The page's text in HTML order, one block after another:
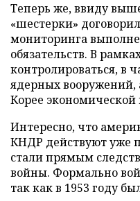
Теперь же, ввиду
«шестерки»
мониторинга
обязательств. В
контролироваться, в
ядерных вооружений,
Корее
Интересно, что
КНДР действуют уже
стали прямым
войны. Формально
так как в 1953 году